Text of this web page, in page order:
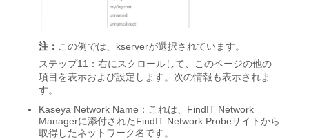
注： この例では、kserverが選択されています。
ステップ11：右にスクロールして、このページの他の
項目を表示および設定します。次の情報も表示されま
す。
Kaseya Network Name：これは、FindIT Network
Managerに添付されたFindIT Network Probeサイトから
取得したネットワーク名です。